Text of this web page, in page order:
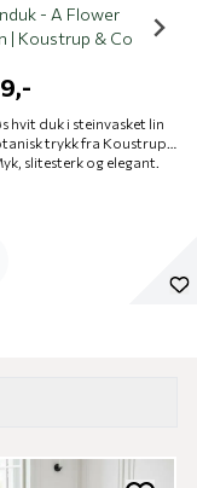
- A Flower
| Koustrup & Co
hvit duk i steinvasket lin
trykk fra Koustrup
slitesterk og elegant.